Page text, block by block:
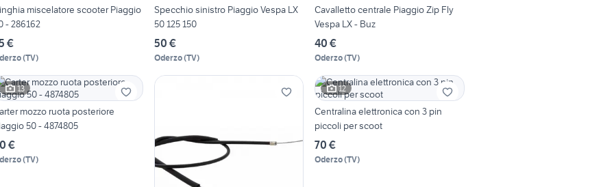
miscelatore scooter Piaggio
- 286162
€
(TV)
Specchio sinistro Piaggio Vespa LX
50 125 150
50 €
Oderzo(TV)
Cavalletto centrale Piaggio Zip Fly
Vespa LX - Buz
40 €
Oderzo(TV)
13
mozzo ruota posteriore
50 - 4874805
€
(TV)
12
Centralina elettronica con 3 pin
piccoli per scoot
70 €
Oderzo(TV)